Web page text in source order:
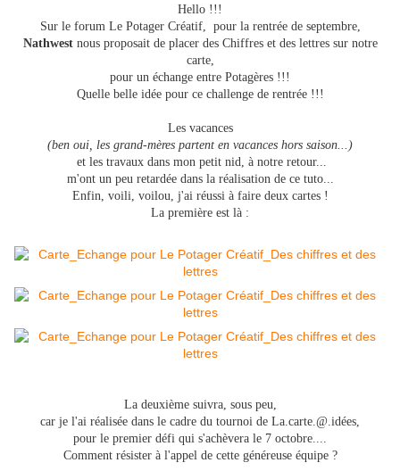
Hello !!!
Sur le forum Le Potager Créatif, pour la rentrée de septembre,
Nathwestnous proposait de placer des Chiffres et des lettres sur notre
carte,
pour un échange entre Potagères !!!
Quelle belle idée pour ce challenge de rentrée !!!
Les vacances
(ben oui, les grand-mères partent en vacances hors saison...)
et les travaux dans mon petit nid, à notre retour...
m'ont un peu retardée dans la réalisation de ce tuto...
Enfin, voili, voilou, j'ai réussi à faire deux cartes !
La première est là :
La deuxième suivra, sous peu,
car je l'ai réalisée dans le cadre du tournoi de La.carte.@.idées,
pour le premier défi qui s'achèvera le 7 octobre....
Comment résister à l'appel de cette généreuse équipe ?